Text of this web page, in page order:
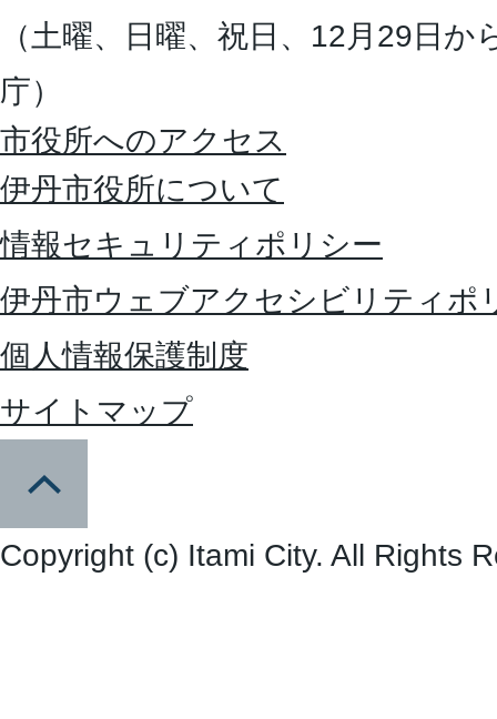
（土曜、日曜、祝日、12月29日
庁）
市役所へのアクセス
伊丹市役所について
情報セキュリティポリシー
伊丹市ウェブアクセシビリティポ
個人情報保護制度
サイトマップ
Copyright (c) Itami City. All Rights